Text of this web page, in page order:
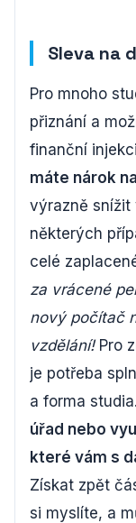
Sleva na
Pro mnoho
přiznání a
finanční
máte nárok
výrazně snížit
některých
celé
za vrácené
nový počítač
vzdělání!Pro
je potřeba
a forma studia.
úřad nebo
které vám s
Získat zpět
si myslíte, a